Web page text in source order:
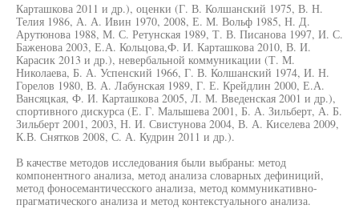
Карташкова 2011 и др.), оценки (Г. В. Колшанский 1975, В. Н.
Телия 1986, А. А. Ивин 1970, 2008, Е. М. Вольф 1985, Н. Д.
Арутюнова 1988, М. С. Ретунская 1989, Т. В. Писанова 1997, И. С.
Баженова 2003, Е.А. Кольцова,Ф. И. Карташкова 2010, В. И.
Карасик 2013 и др.), невербальной коммуникации (Т. М.
Николаева, Б. А. Успенский 1966, Г. В. Колшанский 1974, И. Н.
Горелов 1980, В. А. Лабунская 1989, Г. Е. Крейдлин 2000, Е.А.
Вансяцкая, Ф. И. Карташкова 2005, Л. М. Введенская 2001 и др.),
спортивного дискурса (Е. Г. Малышева 2001, Б. А. Зильберт, А. Б.
Зильберт 2001, 2003, Н. И. Свистунова 2004, В. А. Киселева 2009,
К.В. Снятков 2008, С. А. Кудрин 2011 и др.).
В качестве методов исследования были выбраны: метод
компонентного анализа, метод анализа словарных дефиниций,
метод фоносемантичесского анализа, метод коммуникативно-
прагматического анализа и метод контекстуального анализа.